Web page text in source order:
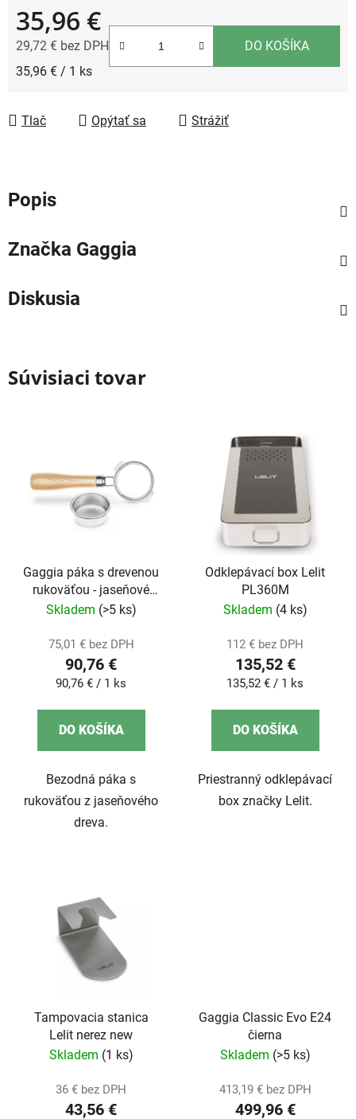
35,96 €
29,72 € bez DPH
Jednotková cena:
35,96 € / 1 ks
DO KOŠÍKA
Tlač Opýtať sa Strážiť
Popis
Značka Gaggia
Diskusia
Súvisiaci tovar
Gaggia páka s drevenou
rukoväťou - jaseňové
drevo
Skladem (>5 ks)
75,01 € bez DPH
90,76 €
Jednotková
90,76 € / 1 ks
DO KOŠÍKA
Bezodná páka s
rukoväťou z jaseňového
dreva.
Odklepávací box Lelit
PL360M
Skladem (4 ks)
112 € bez DPH
135,52 €
Jednotková
135,52 € / 1 ks
DO KOŠÍKA
Priestranný odklepávací
box značky Lelit.
Tampovacia stanica
Lelit nerez new
Skladem (1 ks)
36 € bez DPH
43,56 €
Gaggia Classic Evo E24
čierna
Skladem (>5 ks)
413,19 € bez DPH
499,96 €